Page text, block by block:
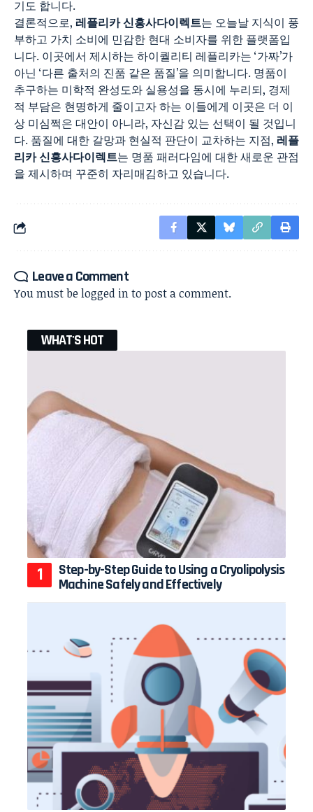
기도 합니다.
결론적으로, 레플리카 신흥사다이렉트는 오늘날 지식이 풍
부하고 가치 소비에 민감한 현대 소비자를 위한 플랫폼입
니다. 이곳에서 제시하는 하이퀄리티 레플리카는 ‘가짜’가
아닌 ‘다른 출처의 진품 같은 품질’을 의미합니다. 명품이
추구하는 미학적 완성도와 실용성을 동시에 누리되, 경제
적 부담은 현명하게 줄이고자 하는 이들에게 이곳은 더 이
상 미심쩍은 대안이 아니라, 자신감 있는 선택이 될 것입니
다. 품질에 대한 갈망과 현실적 판단이 교차하는 지점, 레플
리카 신흥사다이렉트는 명품 패러다임에 대한 새로운 관점
을 제시하며 꾸준히 자리매김하고 있습니다.
Leave a Comment
You must belogged into post a comment.
WHAT'S HOT
Step-by-Step Guide to Using a Cryolipolysis
Machine Safely and Effectively